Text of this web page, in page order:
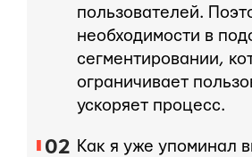
пользователей.
необходимости в
сегментировании,
ограничивает
ускоряет процесс.
Как я уже упоминал